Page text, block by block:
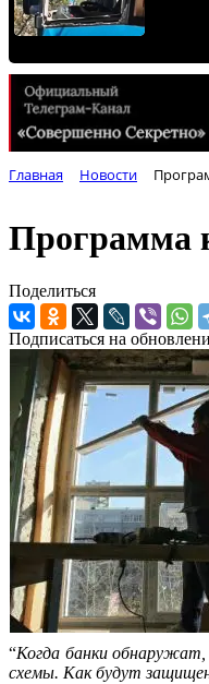
Главная Новости
Программа
Поделиться
Подписаться на
“Когда банки
схемы. Как будут